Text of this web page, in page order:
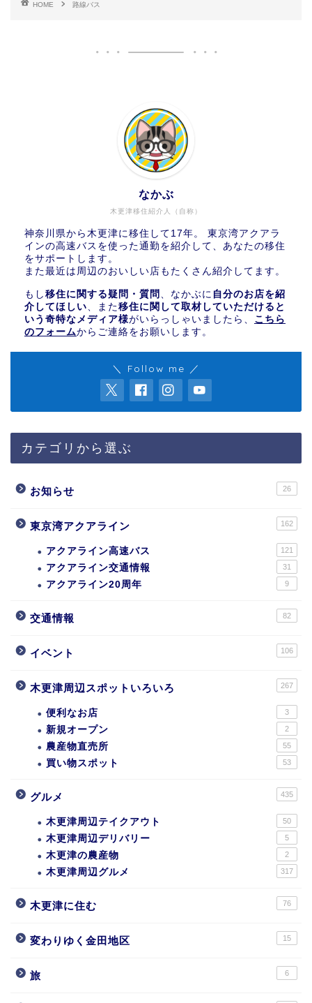
HOME 路線バス
木更津移住紹介人（自称）
なかぶ
神奈川県から木更津に移住して17年。 東京湾アクアラ
インの高速バスを使った通勤を紹介して、あなたの移住
をサポートします。
また最近は周辺のおいしい店もたくさん紹介してます。
もし 移住に関する疑問・質問 、なかぶに 自分のお店を紹
介してほしい、また移住に関して取材していただけると
いう奇特なメディア様がいらっしゃいましたら、 こちら
のフォームからご連絡をお願いします。
＼ Follow me ／
カテゴリから選ぶ
お知らせ 26
東京湾アクアライン 162
アクアライン高速バス 121
アクアライン交通情報 31
アクアライン20周年 9
交通情報 82
イベント 106
木更津周辺スポットいろいろ 267
便利なお店 3
新規オープン 2
農産物直売所 55
買い物スポット 53
グルメ 435
木更津周辺テイクアウト 50
木更津周辺デリバリー 5
木更津の農産物 2
木更津周辺グルメ 317
木更津に住む 76
変わりゆく金田地区 15
旅 6